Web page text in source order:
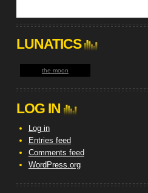
LUNATICS
the moon
LOG IN
Log in
Entries feed
Comments feed
WordPress.org